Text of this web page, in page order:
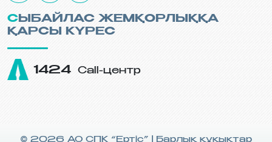
СЫБАЙЛАС ЖЕМҚОРЛЫҚҚА
ҚАРСЫ КҮРЕС
1424 Call-центр
© 2026 АО СПК “Ертiс” | Барлық құқықтар